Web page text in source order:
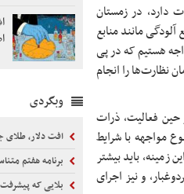
دارد، در زمستان
مانند منابع
هستیم که در پی
نظارت‌ها را انجام
حین فعالیت، ذرات
مواجهه با شرایط
باید بیشتر
و نیز اجرای
وبگردی
افت دلار، طلای جهانی
برنامه هفتم
بلایی که